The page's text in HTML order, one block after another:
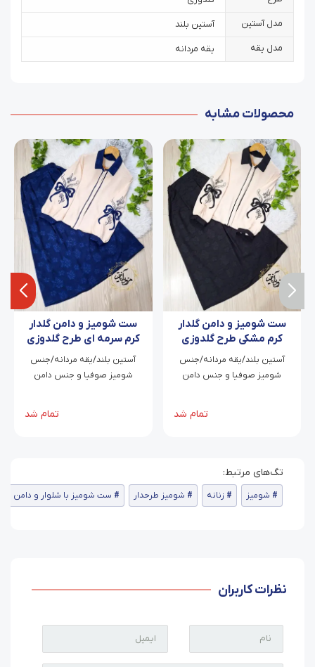
مدل آستین آستین بلند
مدل یقه یقه مردانه
محصولات مشابه
ست شومیز و دامن گلدار
کرم مشکی طرح گلدوزی
پاپیون
آستین بلند/یقه مردانه/جنس
شومیز صوفیا و جنس دامن
تمام شد
ست شومیز و دامن گلدار
کرم سرمه ای طرح گلدوزی
پاپیون
آستین بلند/یقه مردانه/جنس
شومیز صوفیا و جنس دامن
تمام شد
شومیز زنانه شومیز طرحدار ست شومیز با شلوار و دامن
نظرات کاربران